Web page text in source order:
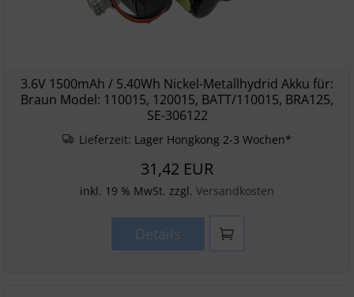
3.6V 1500mAh / 5.40Wh Nickel-Metallhydrid Akku für:
Braun Model: 110015, 120015, BATT/110015, BRA125,
SE-306122
Lieferzeit: Lager Hongkong 2-3 Wochen*
31,42 EUR
inkl. 19 % MwSt. zzgl. Versandkosten
Details